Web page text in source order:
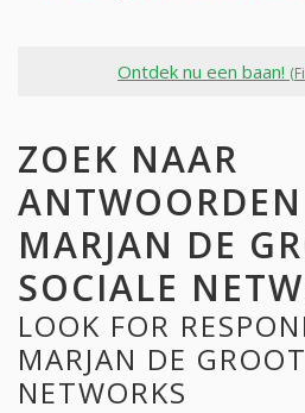
Ontdek nu een baan!
ZOEK NAAR
MARJAN DE
SOCIALE
LOOK FOR
MARJAN DE
NETWORKS